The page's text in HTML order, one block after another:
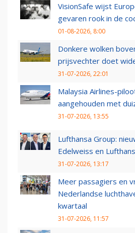
VisionSafe wijst
gevaren rook in de
01-08-2026, 8:00
Donkere wolken
prijsvechter doet
31-07-2026, 22:01
Malaysia Airlines-
aangehouden met
31-07-2026, 13:55
Lufthansa Group:
Edelweiss en
31-07-2026, 13:17
Meer passagiers en
Nederlandse
kwartaal
31-07-2026, 11:57